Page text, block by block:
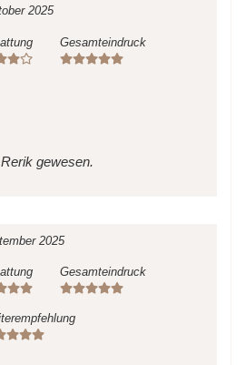
2025
Gesamteindruck
gewesen.
2025
Gesamteindruck